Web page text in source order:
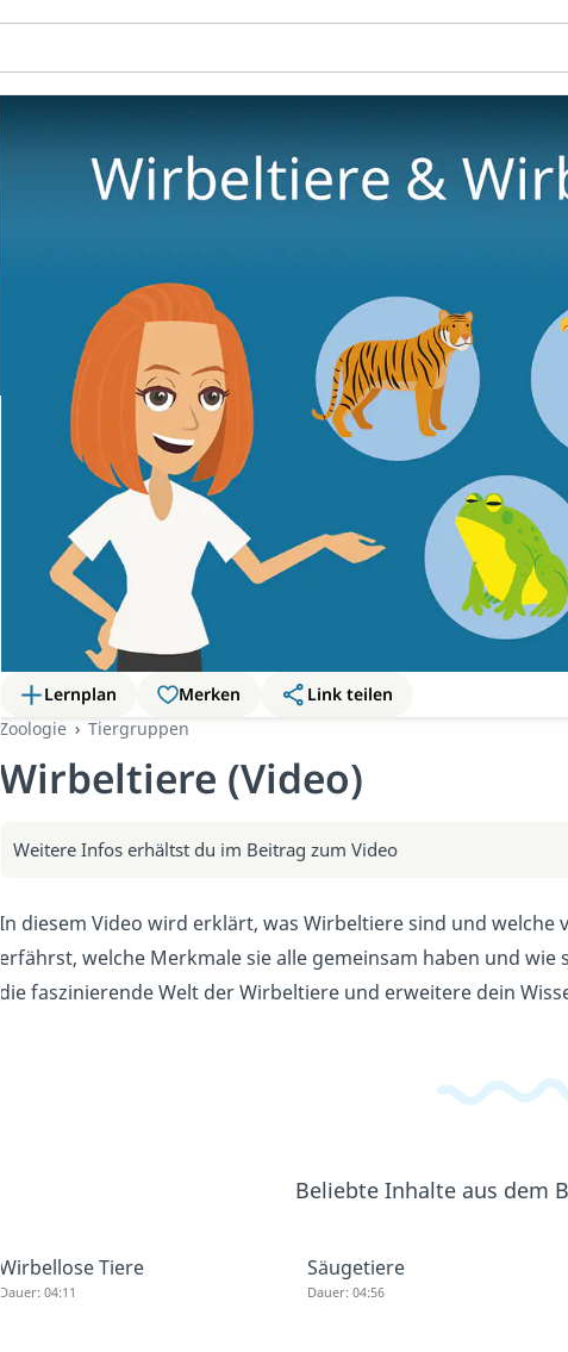
Lernplan Merken
Link teilen
Zoologie
Tiergruppen
Wirbeltiere (Video)
Weitere Infos erhältst du im Beitrag zum Video
In diesem Video wird erklärt, was Wirbeltiere sind und welche
erfährst, welche Merkmale sie alle gemeinsam haben und
die faszinierende Welt der Wirbeltiere und erweitere dein
Beliebte Inhalte aus dem
Wirbellose Tiere
Dauer: 04:11
Säugetiere
Dauer: 04:56